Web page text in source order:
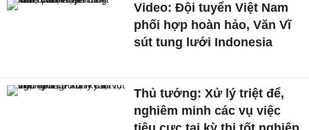
Video: Đội tuyển Việt Nam
phối hợp hoàn hảo, Văn Vĩ
sút tung lưới Indonesia
Thủ tướng: Xử lý triệt để,
nghiêm minh các vụ việc